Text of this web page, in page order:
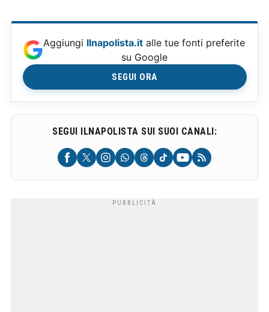
Aggiungi Ilnapolista.it alle tue fonti preferite
su Google
SEGUI ORA
SEGUI ILNAPOLISTA SUI SUOI CANALI: